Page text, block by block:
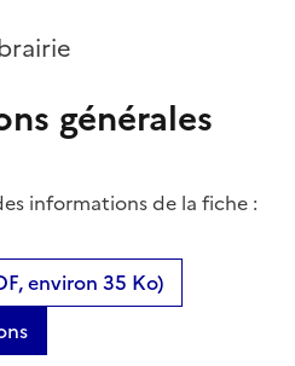
générales
informations de la fiche :
environ 35 Ko)